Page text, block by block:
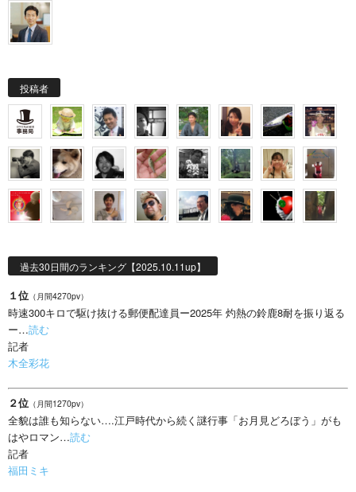
投稿者
過去30日間のランキング【2025.10.11up】
１位 （月間4270pv）
時速300キロで駆け抜ける郵便配達員ー2025年 灼熱の鈴鹿8耐を振り返る
ー…読む
記者
木全彩花
２位 （月間1270pv）
全貌は誰も知らない….江戸時代から続く謎行事「お月見どろぼう」がも
はやロマン…読む
記者
福田ミキ